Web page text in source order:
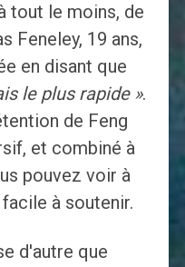
tout le moins, de
Feneley, 19 ans,
en disant que
le plus rapide ».
de Feng
et combiné à
pouvez voir à
à soutenir.
d'autre que